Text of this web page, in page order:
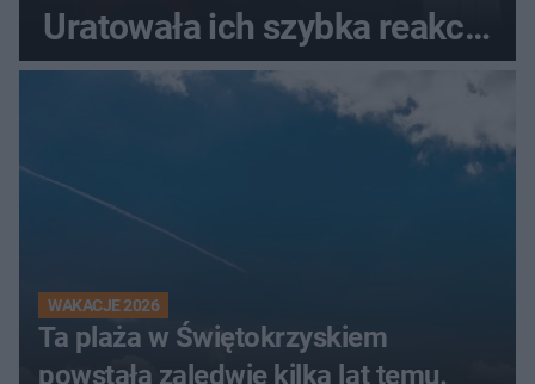
Uratowała ich szybka reakcja
świadków
WAKACJE 2026
Ta plaża w Świętokrzyskiem
powstała zaledwie kilka lat temu.